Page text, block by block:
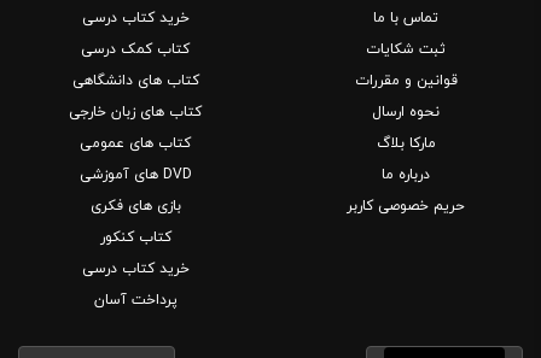
تماس با ما
ثبت شکایات
قوانین و مقررات
نحوه ارسال
مارکا بلاگ
درباره ما
حریم خصوصی کاربر
خرید کتاب درسی
کتاب کمک درسی
کتاب های دانشگاهی
کتاب های زبان خارجی
کتاب های عمومی
DVD های آموزشی
بازی های فکری
کتاب کنکور
خرید کتاب درسی
پرداخت آسان